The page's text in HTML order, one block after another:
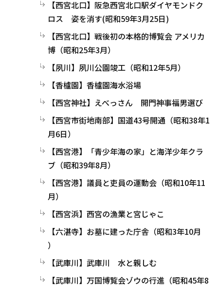
【西宮北口】阪急西宮北口駅ダイヤモンドク
ロス 姿を消す(昭和59年3月25日)
【西宮北口】戦後初の本格的博覧会 アメリカ
博（昭和25年3月）
【夙川】夙川公園竣工（昭和12年5月）
【香櫨園】香櫨園海水浴場
【西宮神社】えべっさん 開門神事福男選び
【西宮市街地南部】国道43号開通（昭和38年1
月6日）
【西宮港】「青少年海の家」と海洋少年クラ
ブ（昭和39年8月）
【西宮港】議員と吏員の運動会（昭和10年11
月）
【西宮浜】西宮の漁業と宮じゃこ
【六湛寺】お墓に建った庁舎（昭和3年10月
）
【武庫川】武庫川 水と親しむ
【武庫川】万国博覧会ゾウの行進（昭和45年8